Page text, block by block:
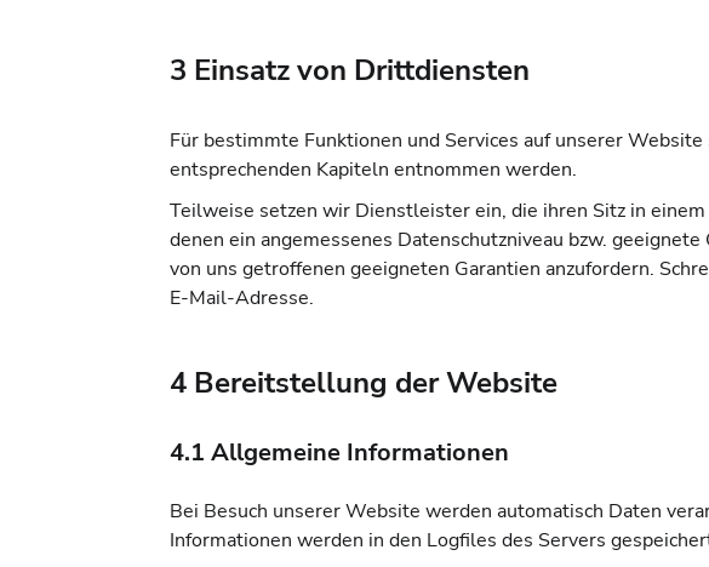
3 Einsatz von Drittdiensten
Für bestimmte Funktionen und Services auf unserer
entsprechenden Kapiteln entnommen werden.
Teilweise setzen wir Dienstleister ein, die ihren Sitz in
denen ein angemessenes Datenschutzniveau bzw.
von uns getroffenen geeigneten Garantien anzufordern.
E-Mail-Adresse.
4 Bereitstellung der Website
4.1 Allgemeine Informationen
Bei Besuch unserer Website werden automatisch Daten
Informationen werden in den Logfiles des Servers